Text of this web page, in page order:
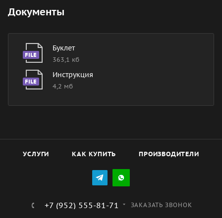
Документы
Буклет
363,1 кб
Инструкция
4,2 мб
УСЛУГИ КАК КУПИТЬ ПРОИЗВОДИТЕЛИ
+7 (952) 555-81-71 ЗАКАЗАТЬ ЗВОНОК